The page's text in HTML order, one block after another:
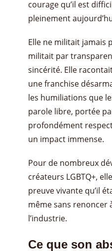
courage qu’il est
pleinement
Elle ne militait jamais
militait par
sincérité. Elle
une franchise
les humiliations que
parole libre, portée
profondément
un impact immense.
Pour de nombreux
créateurs LGBTQ+,
preuve vivante qu’il
même sans renoncer
l’industrie.
Ce que son